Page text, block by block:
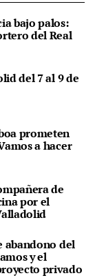
bajo palos:
del Real
del 7 al 9 de
prometen
a hacer
de
por el
abandono del
y el
privado